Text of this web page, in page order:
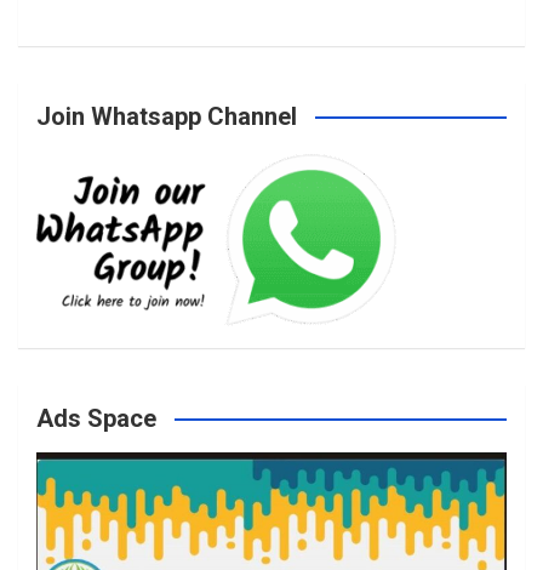
c
e
b
o
k
s
r
a
i
r
u
e
Join Whatsapp Channel
Ads Space